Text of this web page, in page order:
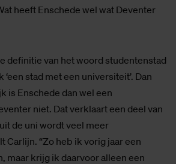
heeft Enschede wel wat Deventer
definitie van het woord studentenstad
stad met een universiteit’. Dan
is Enschede dan wel een
niet. Dat verklaart een deel van
de uni wordt veel meer
Carlijn. “Zo heb ik vorig jaar een
maar krijg ik daarvoor alleen een